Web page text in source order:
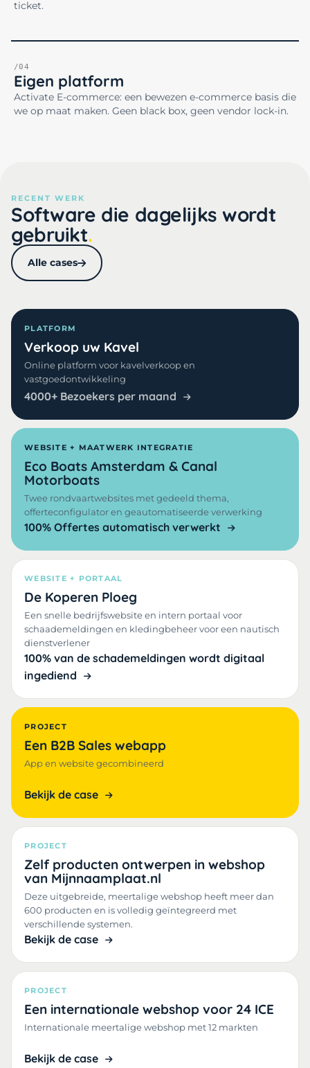
ticket.
/04
Eigen platform
Activate E-commerce: een bewezen e-commerce basis die
we op maat maken. Geen black box, geen vendor lock-in.
RECENT WERK
Software die dagelijks wordt
gebruikt
Alle cases
PLATFORM
Verkoop uw Kavel
Online platform voor kavelverkoop en
vastgoedontwikkeling
4000+ Bezoekers per maand
WEBSITE + MAATWERK INTEGRATIE
Eco Boats Amsterdam & Canal
Motorboats
Twee rondvaartwebsites met gedeeld thema,
offerteconfigulator en geautomatiseerde verwerking
100% Offertes automatisch verwerkt
WEBSITE + PORTAAL
De Koperen Ploeg
Een snelle bedrijfswebsite en intern portaal voor
schaademeldingen en kledingbeheer voor een nautisch
dienstverlener
100% van de schademeldingen wordt digitaal
ingediend
PROJECT
Een B2B Sales webapp
App en website gecombineerd
Bekijk de case
PROJECT
Zelf producten ontwerpen in webshop
van Mijnnaamplaat.nl
Deze uitgebreide, meertalige webshop heeft meer dan
600 producten en is volledig geïntegreerd met
verschillende systemen.
Bekijk de case
PROJECT
Een internationale webshop voor 24 ICE
Internationale meertalige webshop met 12 markten
Bekijk de case